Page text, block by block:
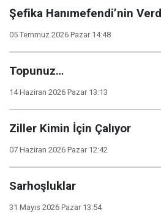
Şefika Hanımefendi’nin
05 Temmuz 2026 Pazar 14:48
Topunuz…
14 Haziran 2026 Pazar 13:13
Ziller Kimin İçin Çalıyor
07 Haziran 2026 Pazar 12:42
Sarhoşluklar
31 Mayıs 2026 Pazar 13:54